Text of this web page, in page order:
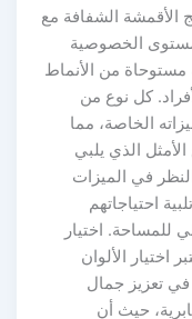
الشفافة مع
مستوى الخصوصية
مستوحاة من الأنماط
كل نوع من
الخاصة، مما
الذي يلبي
في الميزات
احتياجاتهم
للمساحة. اختيار
اختيار الألوان
في تعزيز جمال
حيث أن